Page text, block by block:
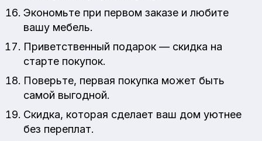
Экономьте при первом заказе и любите
вашу мебель.
Приветственный подарок — скидка на
старте покупок.
Поверьте, первая покупка может быть
самой выгодной.
Скидка, которая сделает ваш дом уютнее
без переплат.